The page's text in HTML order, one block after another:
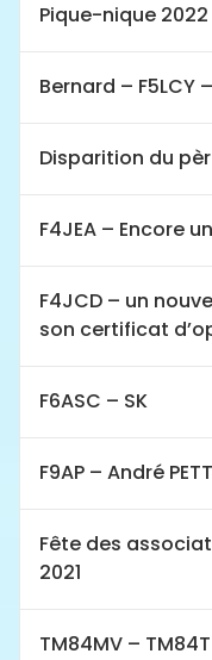
Pique-nique 2022
Bernard – F5LCY
Disparition du
F4JEA – Encore
F4JCD – un
son certificat
F6ASC – SK
F9AP – André
Fête des
2021
TM84MV –